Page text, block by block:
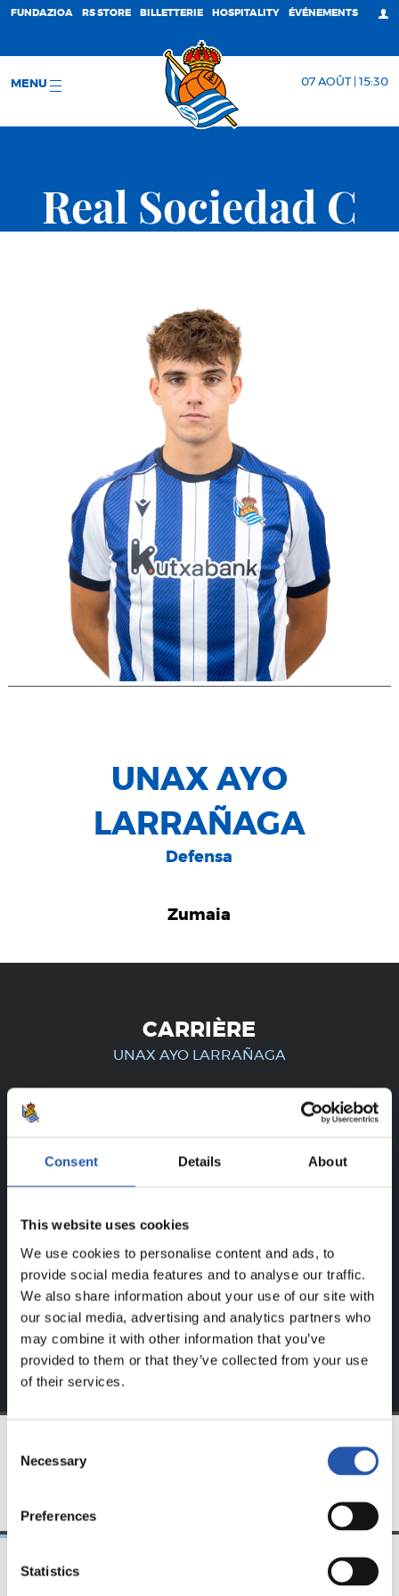
Consent Details About
This website uses cookies
We use cookies to personalise content and ads, to
provide social media features and to analyse our traffic.
We also share information about your use of our site with
our social media, advertising and analytics partners who
may combine it with other information that you’ve
provided to them or that they’ve collected from your use
of their services.
Selection
Necessary
Preferences
Statistics
FUNDAZIOA RS STORE BILLETTERIE HOSPITALITY ÉVÉNEMENTS
MENU 07 AOÛT | 15:30
Real Sociedad C
UNAX AYO
LARRAÑAGA
Defensa
Zumaia
CARRIÈRE
UNAX AYO LARRAÑAGA
UTILISATEURS ENREGISTRÉS !
notre site web.
S'inscrire en cliquant sur l' Identifiant et profitez du
contenu exclusif pour vous.